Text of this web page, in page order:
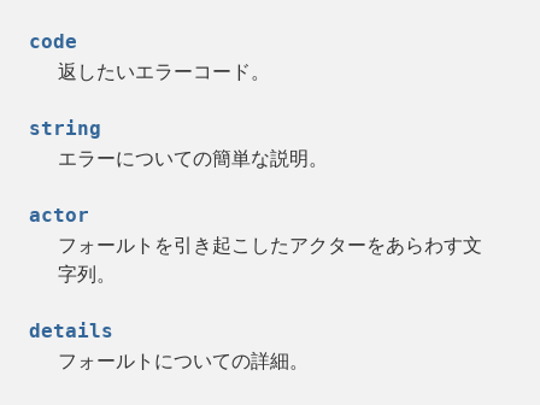
code
返したいエラーコード。
string
エラーについての簡単な説明。
actor
フォールトを引き起こしたアクターをあらわす文
字列。
details
フォールトについての詳細。